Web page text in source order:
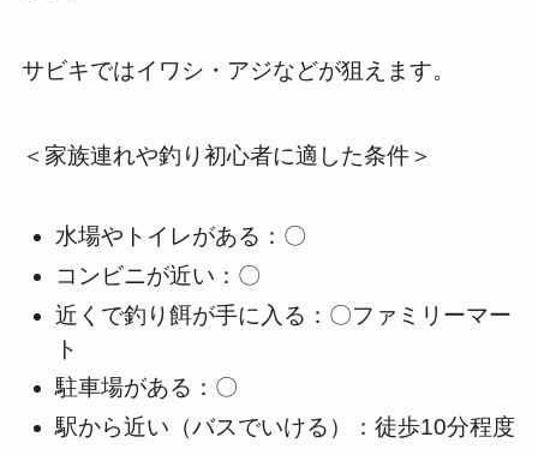
サビキではイワシ・アジなどが狙えます。
＜家族連れや釣り初心者に適した条件＞
水場やトイレがある：〇
コンビニが近い：〇
近くで釣り餌が手に入る：〇ファミリーマー
ト
駐車場がある：〇
駅から近い（バスでいける）：徒歩10分程度